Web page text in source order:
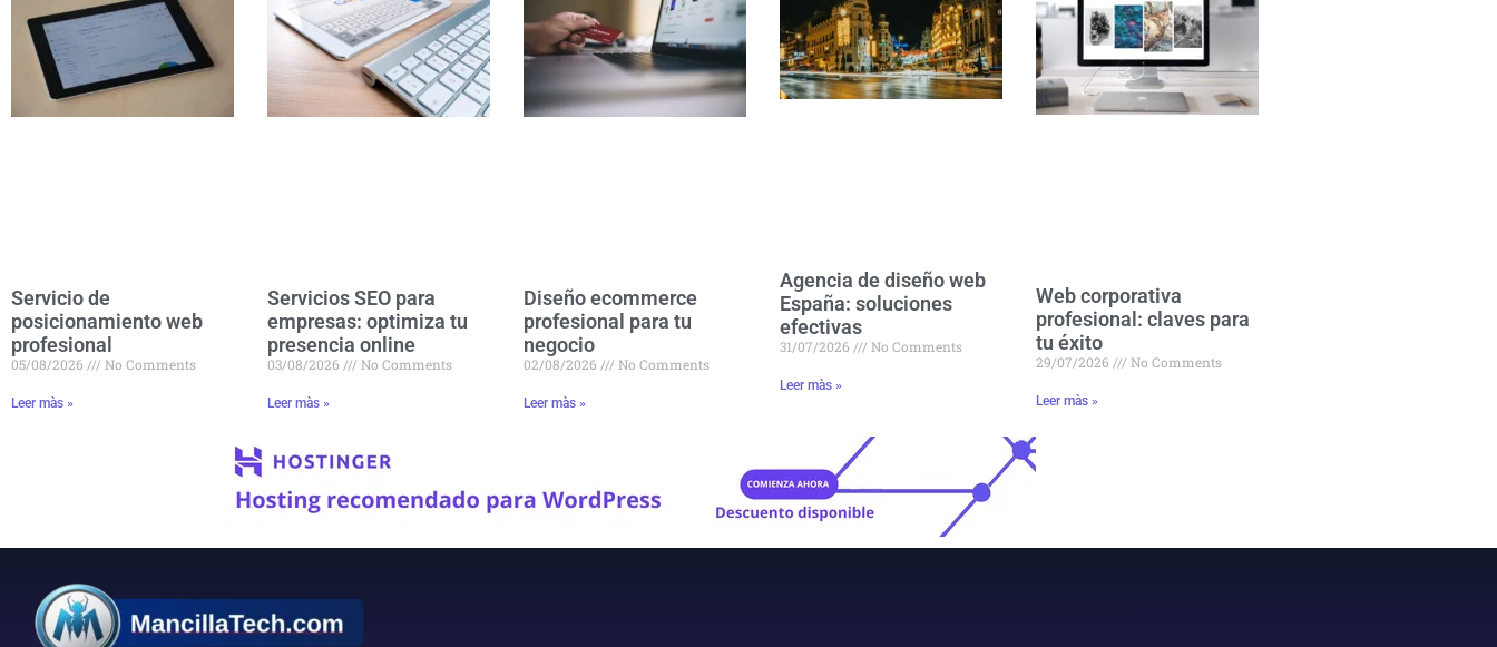
Servicio de
posicionamiento web
profesional
05/08/2026 No Comments
Leer màs »
Servicios SEO para
empresas: optimiza tu
presencia online
03/08/2026 No Comments
Leer màs »
Diseño ecommerce
profesional para tu
negocio
02/08/2026 No Comments
Leer màs »
Agencia de diseño web
España: soluciones
efectivas
31/07/2026 No Comments
Leer màs »
Web corporativa
profesional: claves para
tu éxito
29/07/2026 No Comments
Leer màs »